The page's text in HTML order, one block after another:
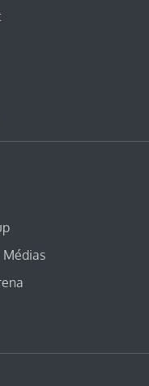
Médias